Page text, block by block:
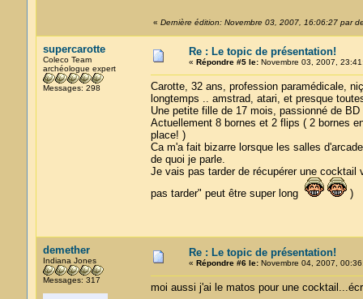
« Dernière édition: Novembre 03, 2007, 16:06:27 par
supercarotte
Coleco Team
archéologue expert
Messages: 298
Re : Le topic de présentation!
« Répondre #5 le:Novembre 03, 2007,
Carotte, 32 ans, profession paramédicale,
longtemps .. amstrad, atari, et presque
Une petite fille de 17 mois, passionné de
Actuellement 8 bornes et 2 flips ( 2 bornes
place! )
Ca m'a fait bizarre lorsque les salles
de quoi je parle.
Je vais pas tarder de récupérer une
pas tarder" peut être super long
)
demether
Indiana Jones
Messages: 317
Re : Le topic de présentation!
« Répondre #6 le:Novembre 04, 2007,
moi aussi j'ai le matos pour une